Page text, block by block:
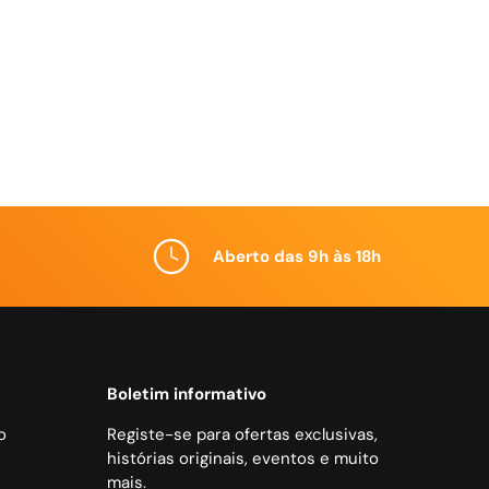
Aberto das 9h às 18h
Boletim informativo
Registe-se para ofertas exclusivas,
histórias originais, eventos e muito
mais.